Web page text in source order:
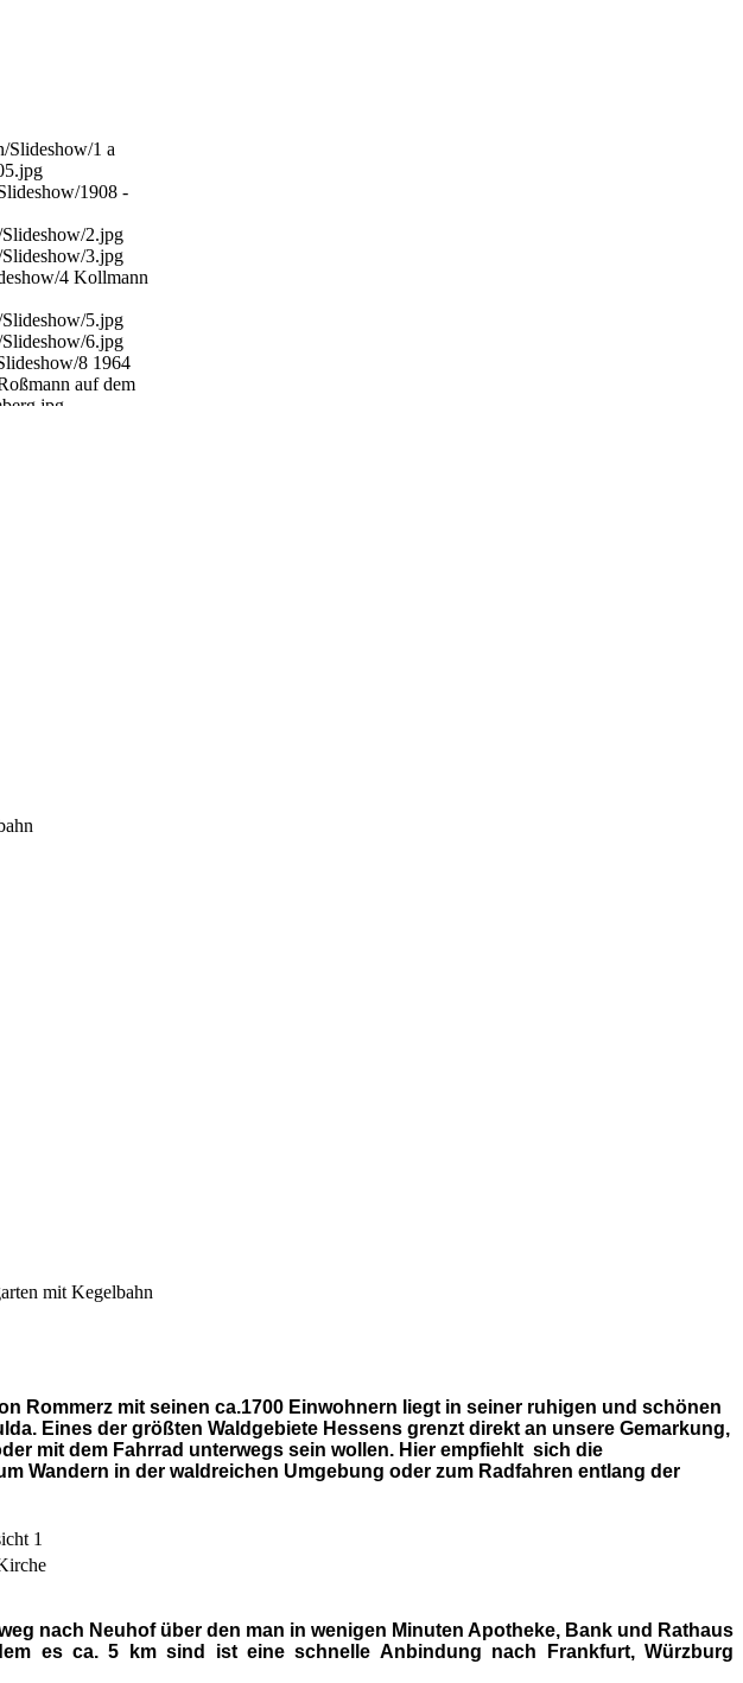
mit Kegelbahn
Rommerz mit seinen ca.1700 Einwohnern liegt in seiner ruhigen und schönen
Eines der größten Waldgebiete Hessens grenzt direkt an unsere Gemarkung,
mit dem Fahrrad unterwegs sein wollen. Hier empfiehlt sich die
Wandern in der waldreichen Umgebung oder zum Radfahren entlang der
nach Neuhof über den man in wenigen Minuten Apotheke, Bank und Rathaus
es ca. 5 km sind ist eine schnelle Anbindung nach Frankfurt, Würzburg